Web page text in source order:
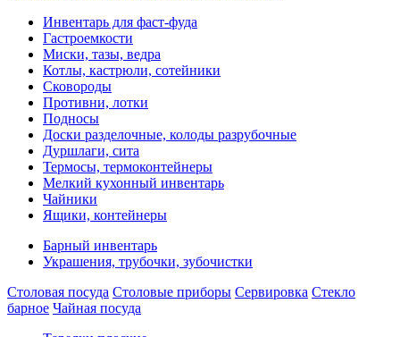
Инвентарь для фаст-фуда
Гастроемкости
Миски, тазы, ведра
Котлы, кастрюли, сотейники
Сковороды
Противни, лотки
Подносы
Доски разделочные, колоды разрубочные
Дуршлаги, сита
Термосы, термоконтейнеры
Мелкий кухонный инвентарь
Чайники
Ящики, контейнеры
Барный инвентарь
Украшения, трубочки, зубочистки
Столовая посуда Столовые приборы Сервировка Стекло
барное Чайная посуда